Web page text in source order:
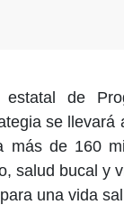
de
se llevará
más de 160
salud bucal y
una vida